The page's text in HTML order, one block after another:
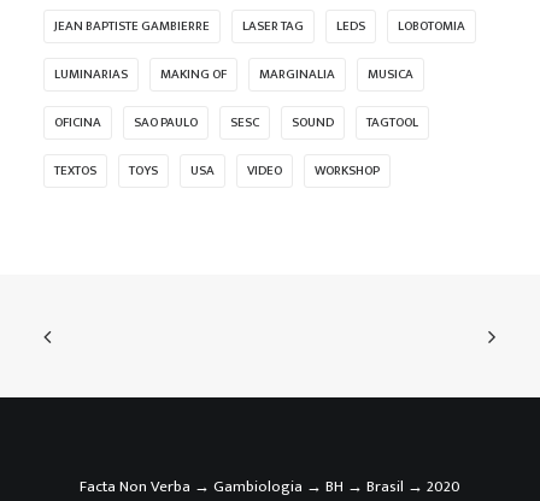
JEAN BAPTISTE GAMBIERRE LASER TAG LEDS LOBOTOMIA
LUMINARIAS MAKING OF MARGINALIA MUSICA
OFICINA SAO PAULO SESC SOUND TAGTOOL
TEXTOS TOYS USA VIDEO WORKSHOP
Facta Non Verba → Gambiologia → BH → Brasil → 2020